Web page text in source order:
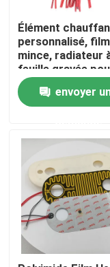
Maison
Produits
Au sujet de nous
Visite d'usine
Contrôle de
Élément
personnalisé, film
mince, radiateur
feuille gravée
appareils de
envoyer